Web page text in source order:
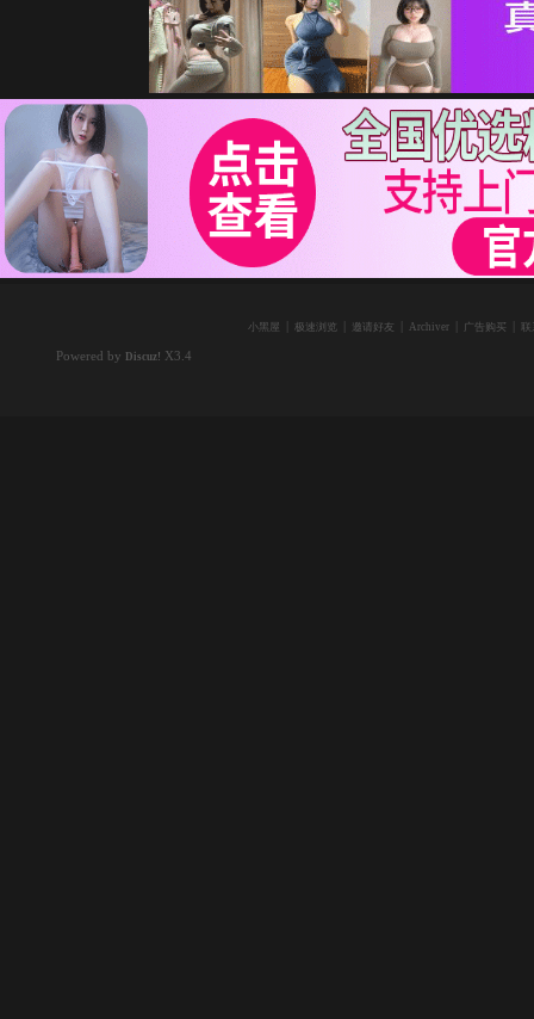
小黑屋 极速浏览 邀请好友 Archiver 广告购买
Powered by Discuz! X3.4